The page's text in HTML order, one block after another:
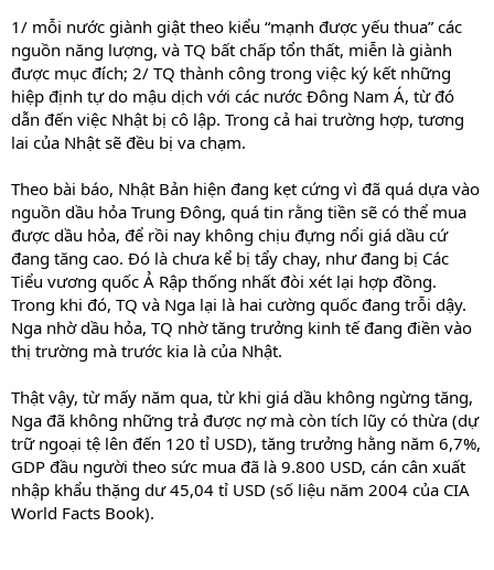
1/ mỗi nước giành giật theo kiểu “mạnh được yếu thua” các
nguồn năng lượng, và TQ bất chấp tổn thất, miễn là giành
được mục đích; 2/ TQ thành công trong việc ký kết những
hiệp định tự do mậu dịch với các nước Đông Nam Á, từ đó
dẫn đến việc Nhật bị cô lập. Trong cả hai trường hợp, tương
lai của Nhật sẽ đều bị va chạm.
Theo bài báo, Nhật Bản hiện đang kẹt cứng vì đã quá dựa vào
nguồn dầu hỏa Trung Đông, quá tin rằng tiền sẽ có thể mua
được dầu hỏa, để rồi nay không chịu đựng nổi giá dầu cứ
đang tăng cao. Đó là chưa kể bị tẩy chay, như đang bị Các
Tiểu vương quốc Ả Rập thống nhất đòi xét lại hợp đồng.
Trong khi đó, TQ và Nga lại là hai cường quốc đang trỗi dậy.
Nga nhờ dầu hỏa, TQ nhờ tăng trưởng kinh tế đang điền vào
thị trường mà trước kia là của Nhật.
Thật vậy, từ mấy năm qua, từ khi giá dầu không ngừng tăng,
Nga đã không những trả được nợ mà còn tích lũy có thừa (dự
trữ ngoại tệ lên đến 120 tỉ USD), tăng trưởng hằng năm 6,7%,
GDP đầu người theo sức mua đã là 9.800 USD, cán cân xuất
nhập khẩu thặng dư 45,04 tỉ USD (số liệu năm 2004 của CIA
World Facts Book).